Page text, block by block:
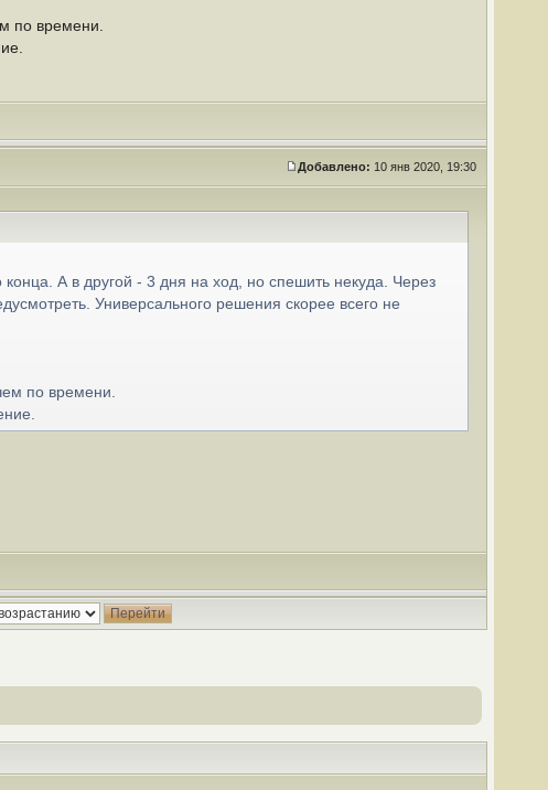
по времени.
Добавлено: 10 янв 2020, 19:30
А в другой - 3 дня на ход, но спешить некуда. Через
Универсального решения скорее всего не
по времени.